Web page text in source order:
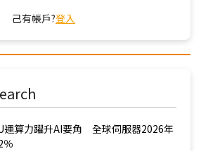
己有帳戶?登入
運算力躍升AI要角 全球伺服器2026年
％